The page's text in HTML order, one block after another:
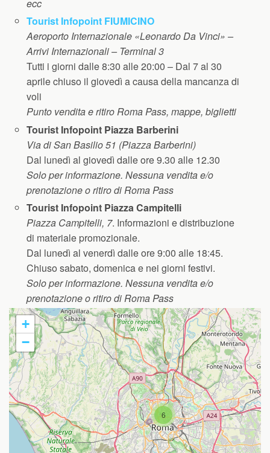
ecc
Tourist Infopoint FIUMICINO
Aeroporto Internazionale «Leonardo Da Vinci» –
Arrivi Internazionali – Terminal 3
Tutti i giorni dalle 8:30 alle 20:00 – Dal 7 al 30
aprile chiuso il giovedì a causa della mancanza di
voli
Punto vendita e ritiro Roma Pass, mappe, biglietti
Tourist Infopoint Piazza Barberini
Via di San Basilio 51 (Piazza Barberini)
Dal lunedì al giovedì dalle ore 9.30 alle 12.30
Solo per informazione. Nessuna vendita e/o
prenotazione o ritiro di Roma Pass
Tourist Infopoint Piazza Campitelli
Piazza Campitelli, 7. Informazioni e distribuzione
di materiale promozionale.
Dal lunedì al venerdì dalle ore 9:00 alle 18:45.
Chiuso sabato, domenica e nei giorni festivi.
Solo per informazione. Nessuna vendita e/o
prenotazione o ritiro di Roma Pass
Travelers' Map is loading...
If you see this after your page is
loaded completely, leafletJS files are
6
+
−